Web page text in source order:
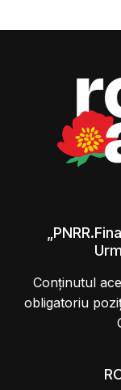
Conținutul
obligatoriu